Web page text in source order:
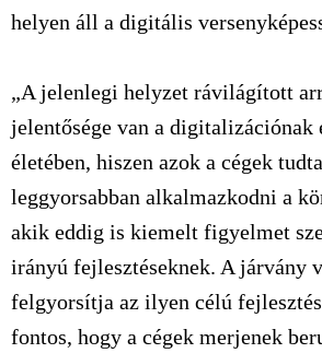
helyen áll a digitális
„A jelenlegi helyzet rávilágított
jelentősége van a digitalizációnak
életében, hiszen azok a cégek
leggyorsabban alkalmazkodni a
akik eddig is kiemelt figyelmet
irányú fejlesztéseknek. A járvány
felgyorsítja az ilyen célú
fontos, hogy a cégek merjenek